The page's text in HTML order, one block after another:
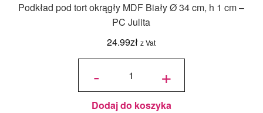
Podkład pod tort okrągły MDF Biały Ø 34 cm, h 1 cm –
PC Julita
24.99zł z Vat
-
ilość
okrągły
MDF
Biały Ø
34 cm, h
1 cm -
Julita
+
Dodaj do koszyka